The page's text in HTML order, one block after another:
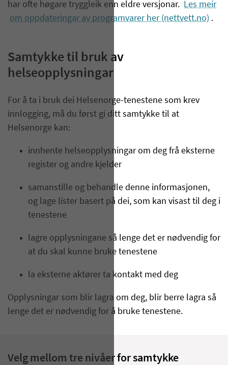
har ofte høgare tryggleik enn eldre versjonar. Les meir
om oppdateringar av programvarer her (nettvett.no) .
Samtykke til bruk av
helseopplysningar
For å ta i bruk dei Helsenorge-tenestene som krev
innlogging, må du først gi ditt samtykke til at
Helsenorge kan:
innhente helseopplysningar om deg frå eksterne
register og andre kjelder
samanstille og behandle denne informasjonen,
og lage lister basert på dei, som kan visast til deg i
tenestene
lagre opplysningane så lenge det er nødvendig for
at du skal kunne bruke tenestene
la eksterne aktører ta kontakt med deg
Opplysningar som blir lagra om deg, blir berre lagra så
lenge det er nødvendig for å bruke tenestene.
Velg mellom tre nivåer for samtykke